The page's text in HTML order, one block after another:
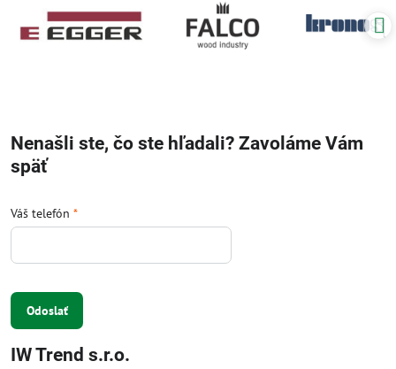
Nenašli ste, čo ste hľadali? Zavoláme Vám
späť
Váš telefón *
Odoslať
IW Trend s.r.o.